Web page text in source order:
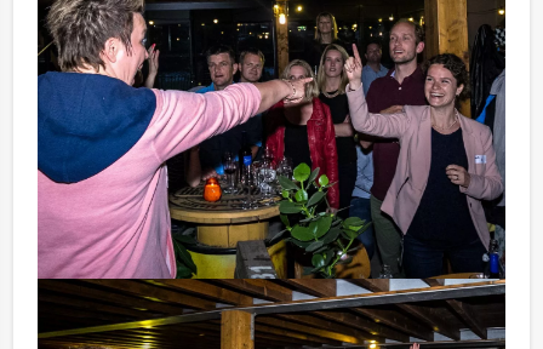
Handige tip:
Niet telkens uw knip hoeven trekken om uw drankje af
te rekenen? Voor € 13,50 per persoon per uur (excl.
BTW) kunt u gebruikmaken van het drankarrangement,
waarbij u onbeperkt kunt genieten van bier, fris,
huiswijn, koffie en thee. Zo komt u ook achteraf niet
voor verrassingen te staan!
Komt u niet aan het minimale aantal deelnemers? Als u
bereid bent voor het minimale aantal te betalen, kunt u
ook gewoon voor minder personen boeken!